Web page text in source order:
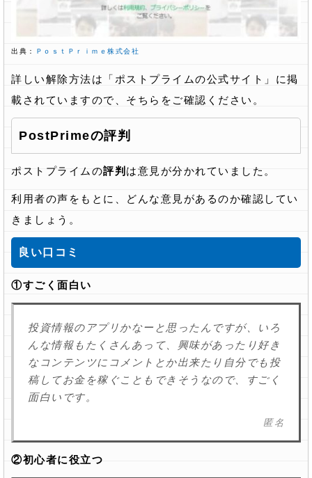
出典： ＰｏｓｔＰｒｉｍｅ株式会社
詳しい解除方法は「ポストプライムの公式サイト」に掲
載されていますので、そちらをご確認ください。
PostPrimeの評判
ポストプライムの評判 は意見が分かれていました。
利用者の声をもとに、どんな意見があるのか確認してい
きましょう。
良い口コミ
①すごく面白い
投資情報のアプリかなーと思ったんですが、いろ
んな情報もたくさんあって、興味があったり好き
なコンテンツにコメントとか出来たり自分でも投
稿してお金を稼ぐこともできそうなので、すごく
面白いです。
匿名
②初心者に役立つ